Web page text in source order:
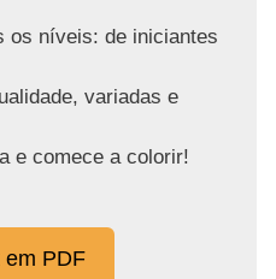
os níveis: de iniciantes
variadas e
e comece a colorir!
em PDF